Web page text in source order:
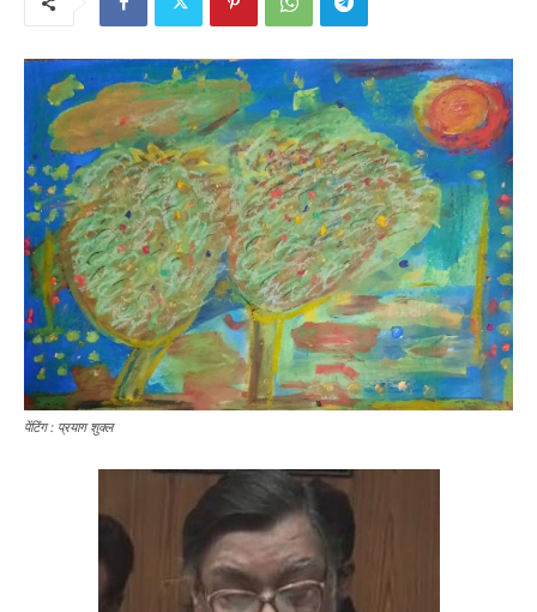
पेंटिंग : प्रयाग शुक्ल